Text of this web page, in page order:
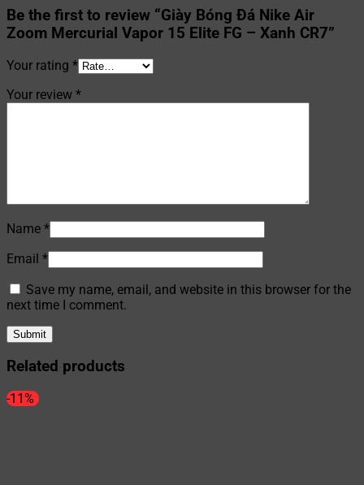
Be the first to review “Giày Bóng Đá Nike Air
Zoom Mercurial Vapor 15 Elite FG – Xanh CR7”
Your rating *
Your review *
Name *
Email *
Save my name, email, and website in this browser for the
next time I comment.
Related products
-11%